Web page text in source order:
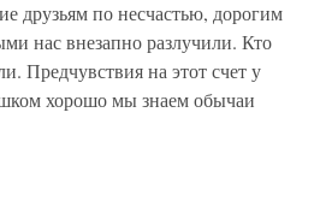
друзьям по несчастью, дорогим
нас внезапно разлучили. Кто
Предчувствия на этот счет у
хорошо мы знаем обычаи